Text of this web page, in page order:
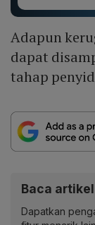
Adapun
dapat
tahap
Baca
Dapatkan